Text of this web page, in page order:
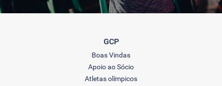
GCP
Boas Vindas
Apoio ao Sócio
Atletas olímpicos